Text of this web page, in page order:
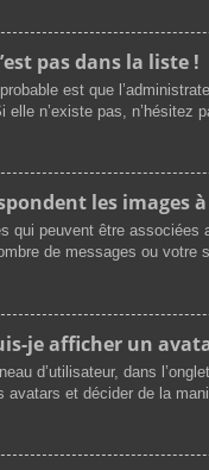
pas dans la liste !
est que
elle n’existe pas, n’hésitez
les images
qui peuvent être
de messages ou votre
je afficher un
d’utilisateur, dans
avatars et décider de la